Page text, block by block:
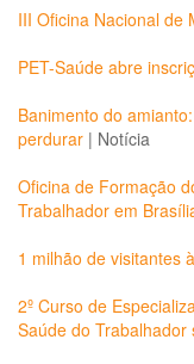
III Oficina Nacional de
PET-Saúde abre
Banimento do
perdurar | Notícia
Oficina de Formação
Trabalhador em
1 milhão de visitantes
2º Curso de
Saúde do